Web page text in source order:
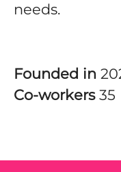
needs.
Founded in
Co-workers 35